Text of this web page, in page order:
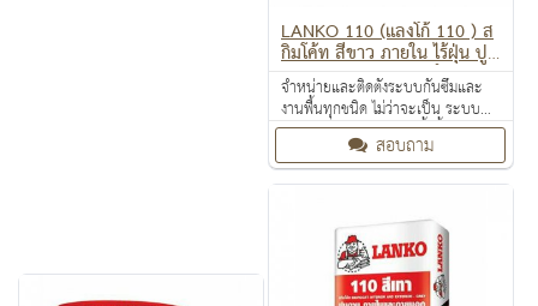
LANKO 110 (แลงโก้ 110 ) ส
กิมโค้ท สีขาว ภายใน ไร้ฝุ่น ปูน
ฉาบแต่งผิวชนิดบาง สำหรับงา
นผนังหรือฝ้า
จำหน่ายและติดตั้งระบบกันซึมและ
งานพื้นทุกชนิด ไม่ว่าจะเป็น ระบบ
งานกันซึม ระบบงานติดตั้งพื้น งาน
ป้องกันไฟลาม งานเคลือบปกป้องพื้น
ผิว งานเคลือบสารสะท้อนความร้อน
สอบถาม